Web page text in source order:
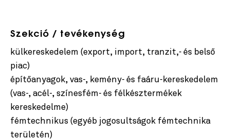
Szekció / tevékenység
külkereskedelem (export, import, tranzit,- és belső
piac)
építőanyagok, vas-, kemény- és faáru-kereskedelem
(vas-, acél-, színesfém- és félkésztermékek
kereskedelme)
fémtechnikus (egyéb jogosultságok fémtechnika
területén)